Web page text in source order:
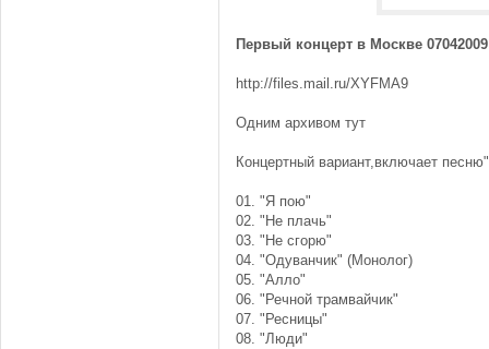
Первый концерт в Москве 07042009
http://files.mail.ru/XYFMA9
Одним архивом тут
Концертный вариант,включает
01. "Я пою"
02. "Не плачь"
03. "Не сгорю"
04. "Одуванчик" (Монолог)
05. "Алло"
06. "Речной трамвайчик"
07. "Ресницы"
08. "Люди"